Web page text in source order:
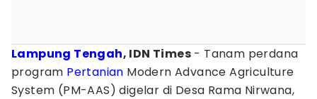
Lampung Tengah, IDN Times - Tanam perdana
program Pertanian Modern Advance Agriculture
System (PM-AAS) digelar di Desa Rama Nirwana,